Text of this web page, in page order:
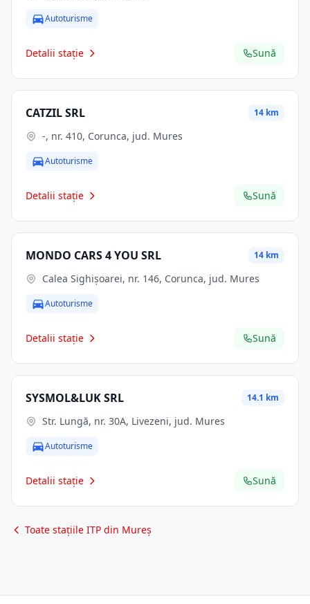
Autoturisme
Detalii stație Sună
CATZIL SRL 14 km
-, nr. 410, Corunca, jud. Mures
Autoturisme
Detalii stație Sună
MONDO CARS 4 YOU SRL 14 km
Calea Sighișoarei, nr. 146, Corunca, jud. Mures
Autoturisme
Detalii stație Sună
SYSMOL&LUK SRL 14.1 km
Str. Lungă, nr. 30A, Livezeni, jud. Mures
Autoturisme
Detalii stație Sună
Toate stațiile ITP din Mureș